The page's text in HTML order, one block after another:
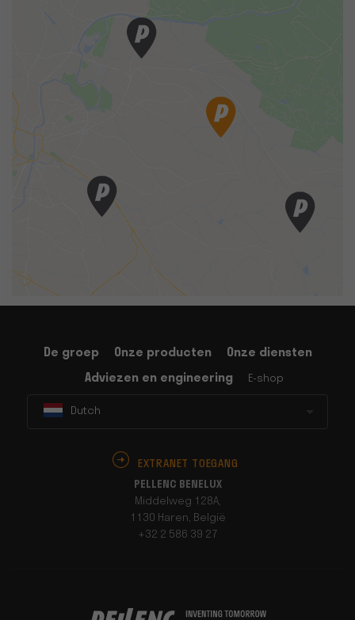
De groep Onze producten
Onze diensten
Adviezen en engineering
E-shop
Dutch
EXTRANET TOEGANG
PELLENC BENELUX
Middelweg 128A,
1130 Haren, België
+32 2 586 39 27